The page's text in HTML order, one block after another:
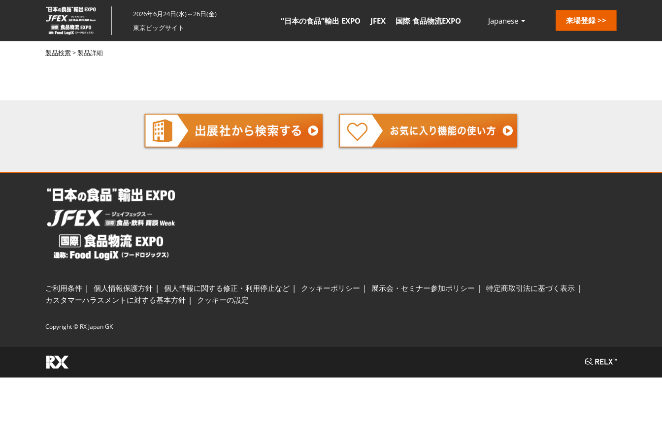
ス
キ
ッ
プ
し
2026年6月24日(水)～26日(金)
東京ビッグサイト
“日本の食品”輸出 EXPO JFEX 国際 食品物流EXPO Japanese 来場登録 >>
製品検索> 製品詳細
ご利用条件 個人情報保護方針 個人情報に関する修正・利用停止など クッキーポリシー 展示会・セミナー参加ポリシー
特定商取引法に基づく表示
カスタマーハラスメントに対する基本方針
クッキーの設定
Copyright © RX Japan GK